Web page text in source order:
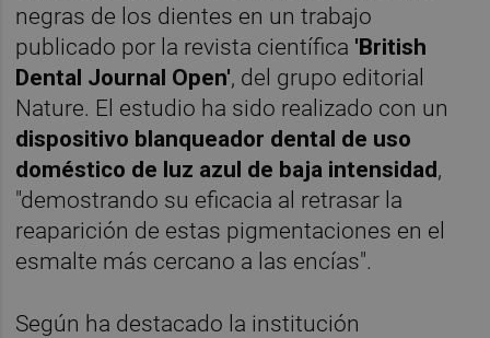
negras de los dientes en un trabajo
publicado por la revista científica 'British
Dental Journal Open', del grupo editorial
Nature. El estudio ha sido realizado con un
dispositivo blanqueador dental de uso
doméstico de luz azul de baja intensidad,
"demostrando su eficacia al retrasar la
reaparición de estas pigmentaciones en el
esmalte más cercano a las encías".
Según ha destacado la institución